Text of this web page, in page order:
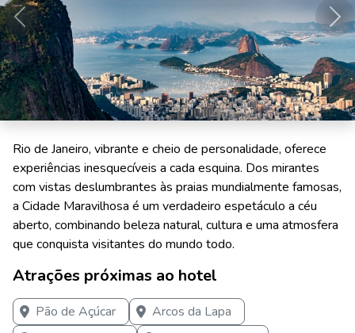
Anterior
Rio de Janeiro, vibrante e cheio de personalidade, oferece
experiências inesquecíveis a cada esquina. Dos mirantes
com vistas deslumbrantes às praias mundialmente famosas,
a Cidade Maravilhosa é um verdadeiro espetáculo a céu
aberto, combinando beleza natural, cultura e uma atmosfera
que conquista visitantes do mundo todo.
Atrações próximas ao hotel
Pão de Açúcar
Arcos da Lapa